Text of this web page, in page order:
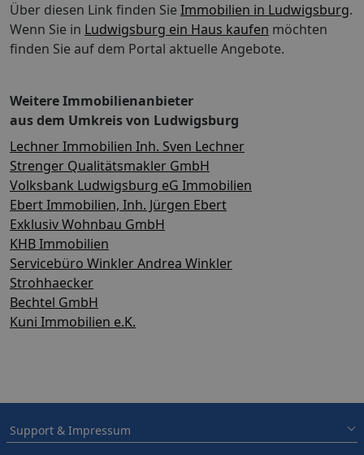
Über diesen Link finden Sie Immobilien in Ludwigsburg.
Wenn Sie in Ludwigsburg ein Haus kaufen möchten
finden Sie auf dem Portal aktuelle Angebote.
Weitere Immobilienanbieter
aus dem Umkreis von Ludwigsburg
Lechner Immobilien Inh. Sven Lechner
Strenger Qualitätsmakler GmbH
Volksbank Ludwigsburg eG Immobilien
Ebert Immobilien, Inh. Jürgen Ebert
Exklusiv Wohnbau GmbH
KHB Immobilien
Servicebüro Winkler Andrea Winkler
Strohhaecker
Bechtel GmbH
Kuni Immobilien e.K.
Support & Impressum